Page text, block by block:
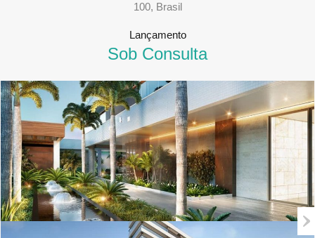
100, Brasil
Lançamento
Sob Consulta